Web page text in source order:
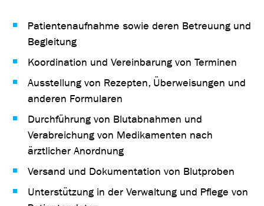
Patientenaufnahme sowie deren Betreuung und
Begleitung
Koordination und Vereinbarung von Terminen
Ausstellung von Rezepten, Überweisungen und
anderen Formularen
Durchführung von Blutabnahmen und
Verabreichung von Medikamenten nach
ärztlicher Anordnung
Versand und Dokumentation von Blutproben
Unterstützung in der Verwaltung und Pflege von